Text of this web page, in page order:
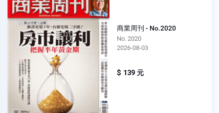
商業周刊 - No.2020
No. 2020
2026-08-03
$ 139 元